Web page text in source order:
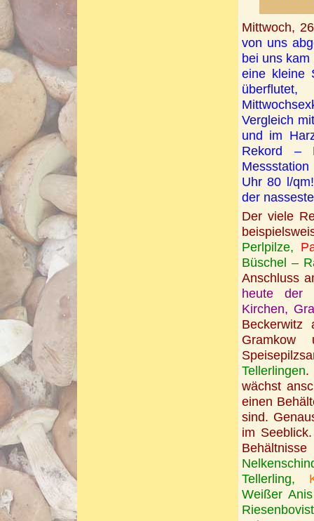
Mittwoch,
von uns
bei uns
eine kleine
Vergleich
und im
Rekord –
Uhr 80 l/
der
Der viele
Perlpilze,
Büschel –
Anschluss
heute der
Kirchen,
Beckerwitz
Gramkow
Tellerlingen.
wächst
einen
sind.
im
Tellerling,
Weißer